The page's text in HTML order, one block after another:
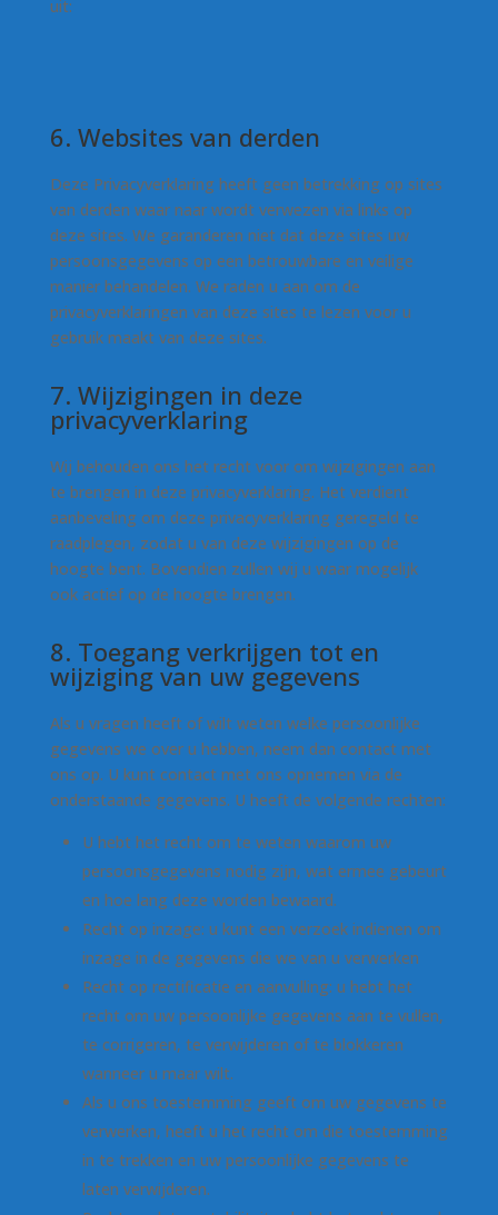
uit:
6. Websites van derden
Deze Privacyverklaring heeft geen betrekking op sites
van derden waar naar wordt verwezen via links op
deze sites. We garanderen niet dat deze sites uw
persoonsgegevens op een betrouwbare en veilige
manier behandelen. We raden u aan om de
privacyverklaringen van deze sites te lezen voor u
gebruik maakt van deze sites.
7. Wijzigingen in deze
privacyverklaring
Wij behouden ons het recht voor om wijzigingen aan
te brengen in deze privacyverklaring. Het verdient
aanbeveling om deze privacyverklaring geregeld te
raadplegen, zodat u van deze wijzigingen op de
hoogte bent. Bovendien zullen wij u waar mogelijk
ook actief op de hoogte brengen.
8. Toegang verkrijgen tot en
wijziging van uw gegevens
Als u vragen heeft of wilt weten welke persoonlijke
gegevens we over u hebben, neem dan contact met
ons op. U kunt contact met ons opnemen via de
onderstaande gegevens. U heeft de volgende rechten:
U hebt het recht om te weten waarom uw
persoonsgegevens nodig zijn, wat ermee gebeurt
en hoe lang deze worden bewaard.
Recht op inzage: u kunt een verzoek indienen om
inzage in de gegevens die we van u verwerken
Recht op rectificatie en aanvulling: u hebt het
recht om uw persoonlijke gegevens aan te vullen,
te corrigeren, te verwijderen of te blokkeren
wanneer u maar wilt.
Als u ons toestemming geeft om uw gegevens te
verwerken, heeft u het recht om die toestemming
in te trekken en uw persoonlijke gegevens te
laten verwijderen.